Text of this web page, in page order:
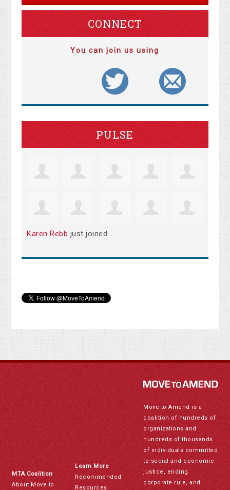
CONNECT
You can join us using
PULSE
Karen Rebb just joined.
MTA Coalition
About Move to
Learn More
Recommended
Resources
Move to Amend is a
coalition of hundreds of
organizations and
hundreds of thousands
of individuals committed
to social and economic
justice, ending
corporate rule, and